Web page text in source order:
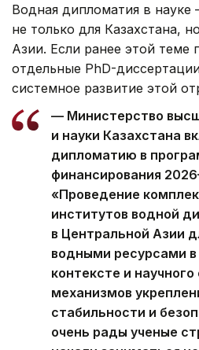
Водная дипломатия в
не только для Казахстана,
Азии. Если ранее этой теме
отдельные PhD-
системное развитие этой
— Министерство
и науки Казахстана
дипломатию в
финансирования
«Проведение
институтов водной
в Центральной Азии
водными ресурсами
контексте и
механизмов
стабильности и
очень рады ученые